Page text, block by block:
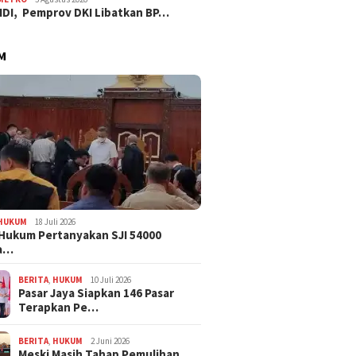
Pemprov DKI Libatkan BP…
18 Juli 2026
Pertanyakan SJI 54000
BERITA HUKUM 10 Juli 2026
Pasar Jaya Siapkan 146 Pasar
Terapkan Pe…
BERITA HUKUM 2 Juni 2026